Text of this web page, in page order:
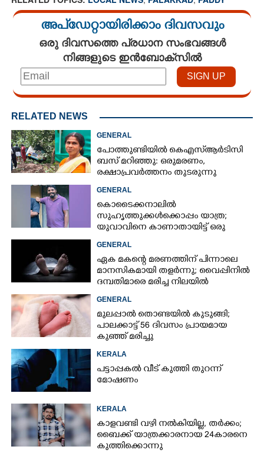
അപ്ഡേറ്റായിരിക്കാം ദിവസവും
ഒരു ദിവസത്തെ പ്രധാന സംഭവങ്ങൾ
നിങ്ങളുടെ ഇൻബോക്സിൽ
RELATED NEWS
GENERAL
പോത്തുണ്ടിയിൽ കെഎസ്ആർടിസി
ബസ് മറിഞ്ഞു: ഒരുമരണം,
രക്ഷാപ്രവര്‍ത്തനം തുടരുന്നു
GENERAL
കൊടൈക്കനാലിൽ
സുഹൃത്തുക്കൾക്കൊപ്പം യാത്ര;
യുവാവിനെ കാണാതായിട്ട് ഒരു
കുടുംബം
GENERAL
ഏക മകന്റെ മരണത്തിന് പിന്നാലെ
മാനസികമായി തളർന്നു; വൈപ്പിനിൽ
ദമ്പതിമാരെ മരിച്ച നിലയിൽ
GENERAL
മുലപ്പാൽ തൊണ്ടയിൽ കുടുങ്ങി;
പാലക്കാട്ട് 56 ദിവസം പ്രായമായ
കുഞ്ഞ് മരിച്ചു
KERALA
പട്ടാപ്പകൽ വീട് കുത്തി തുറന്ന്
മോഷണം
KERALA
കാളവണ്ടി വഴി നൽകിയില്ല, തർക്കം;
ബൈക്ക് യാത്രക്കാരനായ 24കാരനെ
കുത്തിക്കൊന്നു